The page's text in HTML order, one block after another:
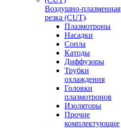
Воздушно-плазменная
резка (CUT)
Плазмотроны
Насадки
Сопла
Катоды
Диффузоры
Трубки
охлаждения
Головки
плазмотронов
Изоляторы
Прочие
комплектующие